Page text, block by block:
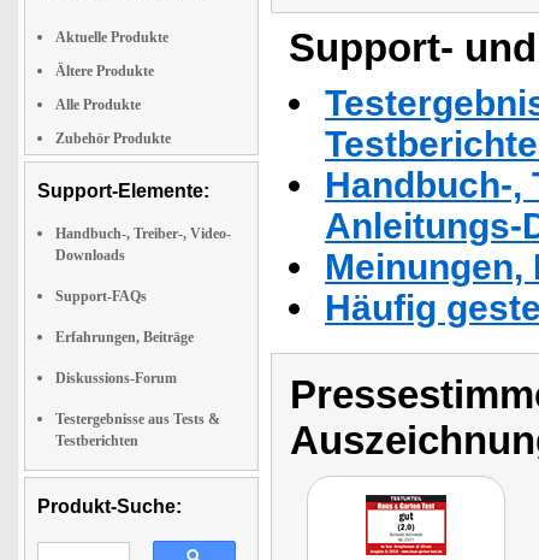
Aktuelle Produkte
Ältere Produkte
Alle Produkte
Zubehör Produkte
Support-Elemente:
Handbuch-, Treiber-, Video-
Downloads
Support-FAQs
Erfahrungen, Beiträge
Diskussions-Forum
Testergebnisse aus Tests &
Testberichten
Produkt-Suche:
Support-
Handbuch-,
Anleitungs-
Häufig